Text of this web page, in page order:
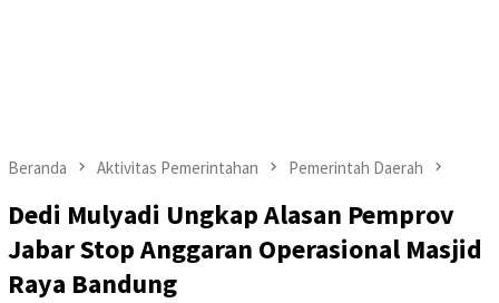
Beranda Aktivitas Pemerintahan Pemerintah Daerah
Dedi Mulyadi Ungkap Alasan Pemprov
Jabar Stop Anggaran Operasional Masjid
Raya Bandung